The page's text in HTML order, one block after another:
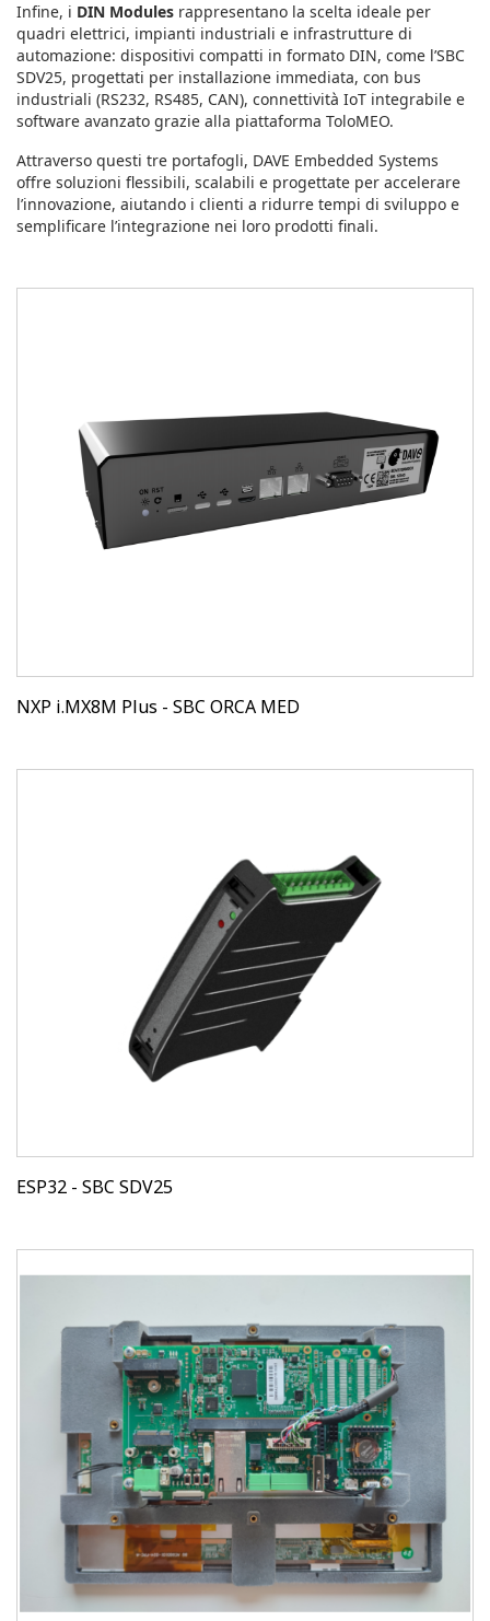
Infine, i DIN Modules rappresentano la scelta ideale per
quadri elettrici, impianti industriali e infrastrutture di
automazione: dispositivi compatti in formato DIN, come l’SBC
SDV25, progettati per installazione immediata, con bus
industriali (RS232, RS485, CAN), connettività IoT integrabile e
software avanzato grazie alla piattaforma ToloMEO.
Attraverso questi tre portafogli, DAVE Embedded Systems
offre soluzioni flessibili, scalabili e progettate per accelerare
l’innovazione, aiutando i clienti a ridurre tempi di sviluppo e
semplificare l’integrazione nei loro prodotti finali.
NXP i.MX8M Plus - SBC ORCA MED
ESP32 - SBC SDV25